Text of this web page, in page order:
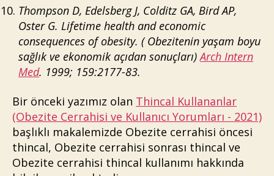
Thompson D, Edelsberg J, Colditz GA, Bird AP,
Oster G. Lifetime health and economic
consequences of obesity. ( Obezitenin yaşam boyu
sağlık ve ekonomik açıdan sonuçları)Arch Intern
Med. 1999; 159:2177-83.
Bir önceki yazımız olan Thincal Kullananlar
(Obezite Cerrahisi ve Kullanıcı Yorumları - 2021)
başlıklı makalemizde Obezite cerrahisi öncesi
thincal, Obezite cerrahisi sonrası thincal ve
Obezite cerrahisi thincal kullanımı hakkında